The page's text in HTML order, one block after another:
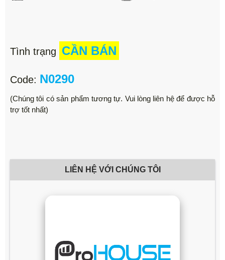
Tình trạng CẦN BÁN
Code: N0290
(Chúng tôi có sản phẩm tương tự. Vui lòng liên hệ để được hỗ
trợ tốt nhất)
LIÊN HỆ VỚI CHÚNG TÔI